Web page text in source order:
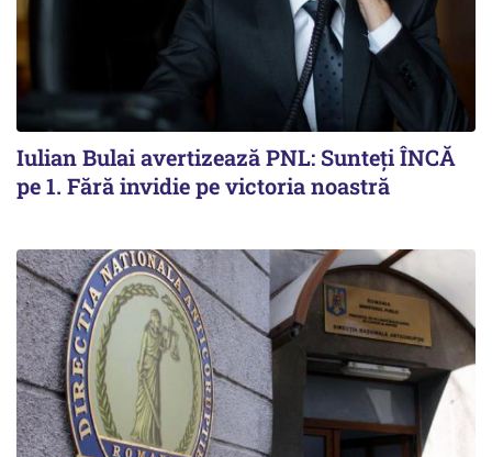
Iulian Bulai avertizează PNL: Sunteți ÎNCĂ
pe 1. Fără invidie pe victoria noastră